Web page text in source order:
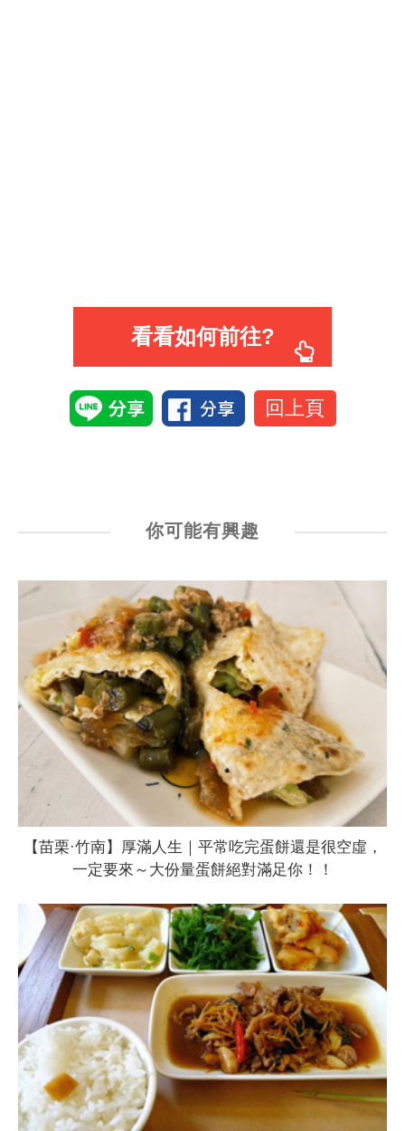
看看如何前往?
回上頁
你可能有興趣
【苗栗·竹南】厚滿人生｜平常吃完蛋餅還是很空虛，
一定要來～大份量蛋餅絕對滿足你！！